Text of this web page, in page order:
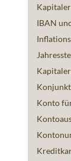
IBAN
Konto